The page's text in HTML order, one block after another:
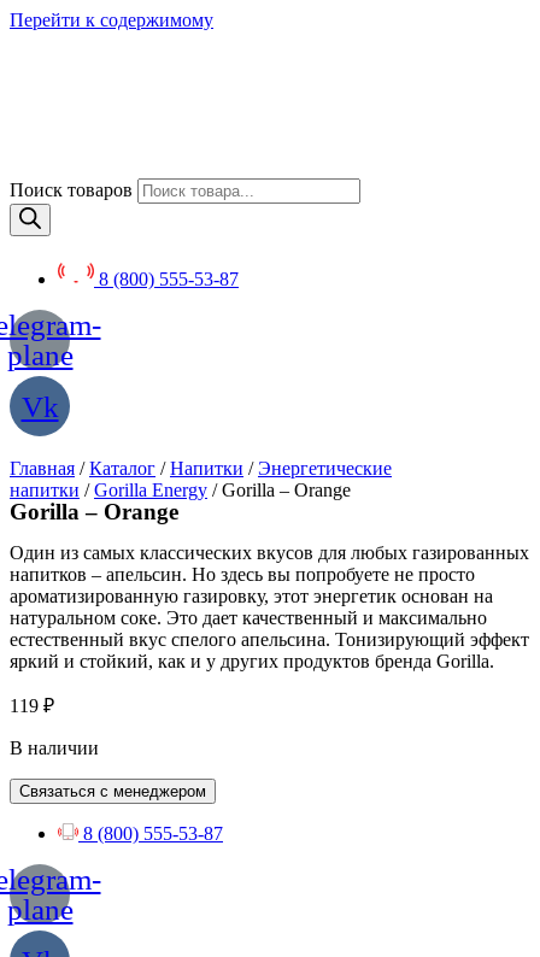
Перейти к содержимому
Поиск товаров
8 (800) 555-53-87
plane
Vk
Главная /Каталог /Напитки /Энергетические
напитки /Gorilla Energy / Gorilla – Orange
Gorilla – Orange
Один из самых классических вкусов для любых газированных
напитков – апельсин. Но здесь вы попробуете не просто
ароматизированную газировку, этот энергетик основан на
натуральном соке. Это дает качественный и максимально
естественный вкус спелого апельсина. Тонизирующий эффект
яркий и стойкий, как и у других продуктов бренда Gorilla.
119 ₽
В наличии
Связаться с менеджером
8 (800) 555-53-87
plane